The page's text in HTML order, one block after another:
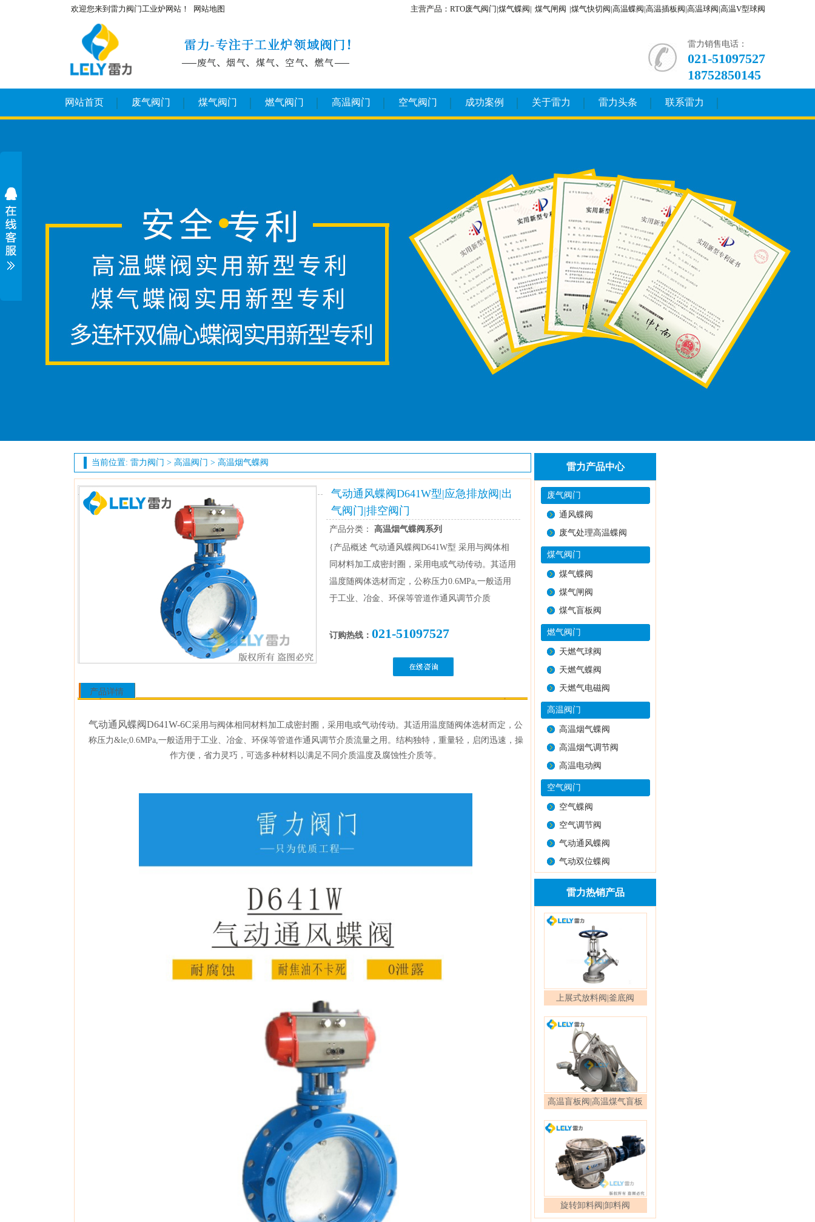
欢迎您来到雷力阀门工业炉网站！ 网站地图 主营产品：RTO废气阀门|煤气蝶阀| 煤气闸阀 |煤气快切阀|高温蝶阀|高温插板阀|高温球阀|高温V型球阀
雷力销售电话：
021-51097527
18752850145
网站首页 废气阀门 煤气阀门 燃气阀门 高温阀门 空气阀门 成功案例 关于雷力 雷力头条 联系雷力
当前位置: 雷力阀门 > 高温阀门 > 高温烟气蝶阀
气动通风蝶阀D641W型|应急排放阀|出
气阀门|排空阀门
产品分类： 高温烟气蝶阀系列
{产品概述气动通风蝶阀D641W型采用与阀体相
同材料加工成密封圈，采用电或气动传动。其适用
温度随阀体选材而定，公称压力0.6MPa,一般适用
于工业、冶金、环保等管道作通风调节介质
订购热线： 021-51097527
产品详情
气动通风蝶阀D641W-6C采用与阀体相同材料加工成密封圈，采用电或气动传动。其适用温度随阀体选材而定，公
称压力&le;0.6MPa,一般适用于工业、冶金、环保等管道作通风调节介质流量之用。结构独特，重量轻， 启闭迅速，操
作方便 ，省力灵巧，可选多种材料以满足不同介质温度及腐蚀性介质等。
雷力产品中心
废气阀门
通风蝶阀
废气处理高温蝶阀
煤气阀门
煤气蝶阀
煤气闸阀
煤气盲板阀
燃气阀门
天燃气球阀
天燃气蝶阀
天燃气电磁阀
高温阀门
高温烟气蝶阀
高温烟气调节阀
高温电动阀
空气阀门
空气蝶阀
空气调节阀
气动通风蝶阀
气动双位蝶阀
雷力热销产品
上展式放料阀|釜底阀
高温盲板阀|高温煤气盲板
旋转卸料阀|卸料阀